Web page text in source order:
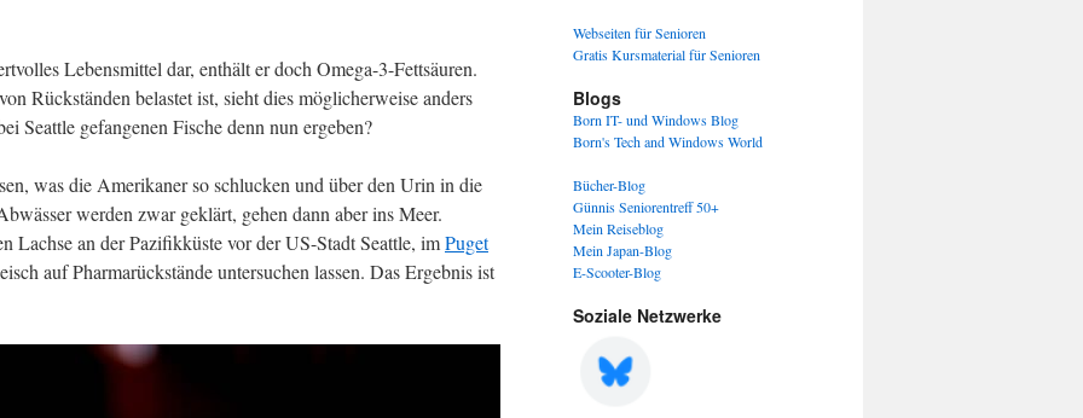
Lebensmittel dar, enthält er doch Omega-3-Fettsäuren.
Rückständen belastet ist, sieht dies möglicherweise anders
Seattle gefangenen Fische denn nun ergeben?
was die Amerikaner so schlucken und über den Urin in die
werden zwar geklärt, gehen dann aber ins Meer.
Lachse an der Pazifikküste vor der US-Stadt Seattle, imPuget
auf Pharmarückstände untersuchen lassen. Das Ergebnis ist
Webseiten für Senioren
Gratis Kursmaterial für Senioren
Blogs
Born IT- und Windows Blog
Born's Tech and Windows World
Bücher-Blog
Günnis Seniorentreff 50+
Mein Reiseblog
Mein Japan-Blog
E-Scooter-Blog
Soziale Netzwerke